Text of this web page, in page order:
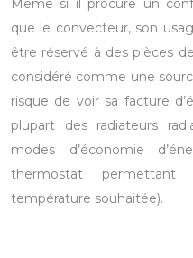
Même si il procure un
que le convecteur, son
être réservé à des pièces
considéré comme une
risque de voir sa facture
plupart des radiateurs
modes d’économie
thermostat
température souhaitée).